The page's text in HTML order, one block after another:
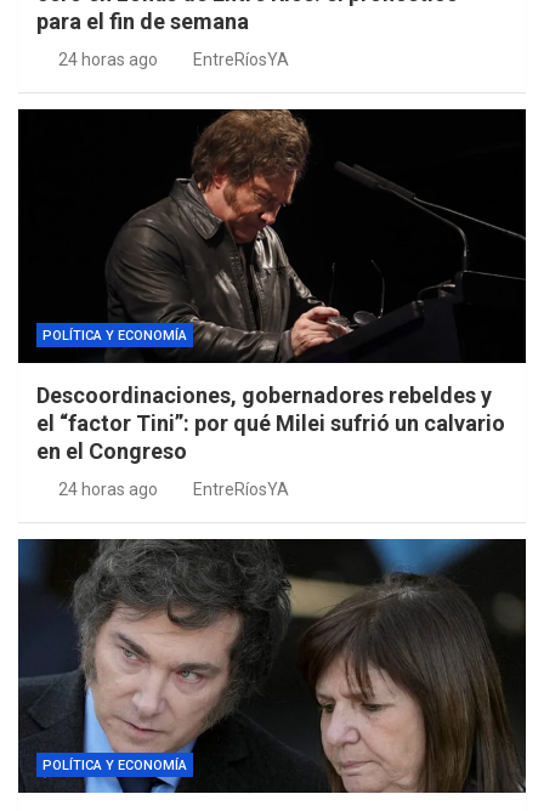
para el fin de semana
24 horas ago EntreRíosYA
POLÍTICA Y ECONOMÍA
Descoordinaciones, gobernadores rebeldes y
el “factor Tini”: por qué Milei sufrió un calvario
en el Congreso
24 horas ago EntreRíosYA
POLÍTICA Y ECONOMÍA